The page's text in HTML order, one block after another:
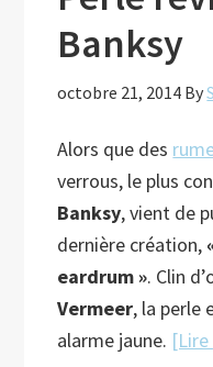
Banksy
octobre 21, 2014 By
Alors que des
verrous, le plus
Banksy, vient de
dernière création,
eardrum ». Clin
Vermeer, la perle
alarme jaune.